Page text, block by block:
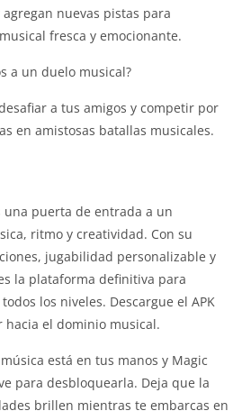
nuevas pistas para
fresca y emocionante.
a un duelo musical?
a tus amigos y competir por
en amistosas batallas musicales.
una puerta de entrada a un
ritmo y creatividad. Con su
jugabilidad personalizable y
la plataforma definitiva para
los niveles. Descargue el APK
hacia el dominio musical.
está en tus manos y Magic
para desbloquearla. Deja que la
brillen mientras te embarcas en